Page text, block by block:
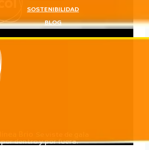
SOSTENIBILIDAD
BLOG
por dentro y por fuera.